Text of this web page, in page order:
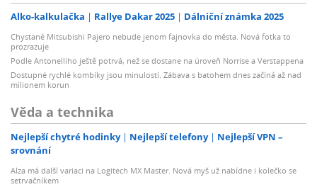
Alko-kalkulačka Rallye Dakar 2025 Dálniční známka 2025
Chystané Mitsubishi Pajero nebude jenom fajnovka do města. Nová fotka to
prozrazuje
Podle Antonelliho ještě potrvá, než se dostane na úroveň Norrise a Verstappena
Dostupné rychlé kombíky jsou minulostí. Zábava s batohem dnes začíná až nad
milionem korun
Věda a technika
Nejlepší chytré hodinky Nejlepší telefony
Nejlepší VPN –
srovnání
Alza má další variaci na Logitech MX Master. Nová myš už nabídne i kolečko se
setrvačníkem